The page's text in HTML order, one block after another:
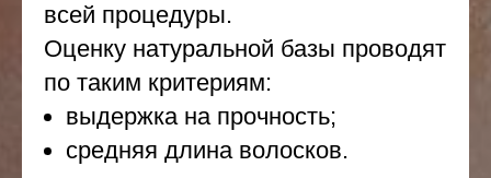
всей процедуры.
Оценку натуральной базы проводят
по таким критериям:
выдержка на прочность;
средняя длина волосков.